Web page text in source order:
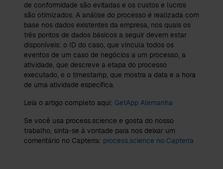
de conformidade são evitadas e os custos e lucros
são otimizados. A análise do processo é realizada com
base nos dados existentes da empresa, nos quais os
três pontos de dados básicos a seguir devem estar
disponíveis: o ID do caso, que vincula todos os
eventos de um caso de negócios a um processo, a
atividade, que descreve a etapa do processo
executado, e o timestamp, que mostra a data e a hora
de uma atividade específica.
Leia o artigo completo aqui: GetApp Alemanha
Se você usa process.science e gosta do nosso
trabalho, sinta-se à vontade para nos deixar um
comentário no Capterra: process.science no Capterra